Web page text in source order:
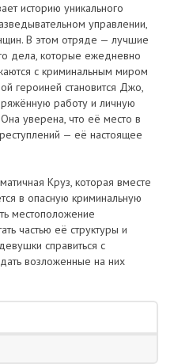
историю уникального
управлении,
В этом отряде — лучшие
дела, которые ежедневно
с криминальным миром
героиней становится Джо,
работу и личную
уверена, что её место в
— её настоящее
Круз, которая вместе
в опасную криминальную
местоположение
частью её структуры и
справиться с
возложенные на них